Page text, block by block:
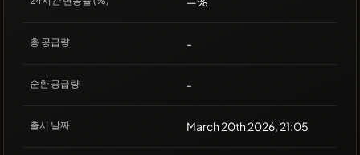
총 공급량 -
순환 공급량 -
출시 날짜 March 20th 2026, 21:05